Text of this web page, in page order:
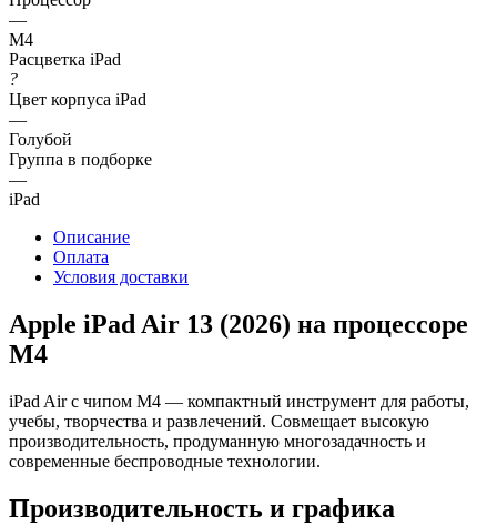
—
M4
Расцветка iPad
?
Цвет корпуса iPad
—
Голубой
Группа в подборке
—
iPad
Описание
Оплата
Условия доставки
Apple iPad Air 13 (2026) на процессоре
M4
iPad Air с чипом M4 — компактный инструмент для работы,
учебы, творчества и развлечений. Совмещает высокую
производительность, продуманную многозадачность и
современные беспроводные технологии.
Производительность и графика